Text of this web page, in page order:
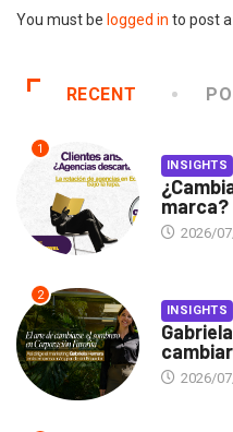
You must be logged in to post
RECENT
1
INSIGHTS
2026/
2
INSIGHTS
2026/